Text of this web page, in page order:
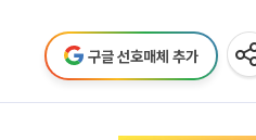
구글 선호매체 추가